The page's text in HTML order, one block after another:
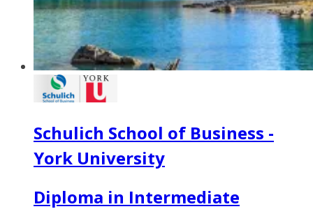
Schulich School of Business -
York University
Diploma in Intermediate